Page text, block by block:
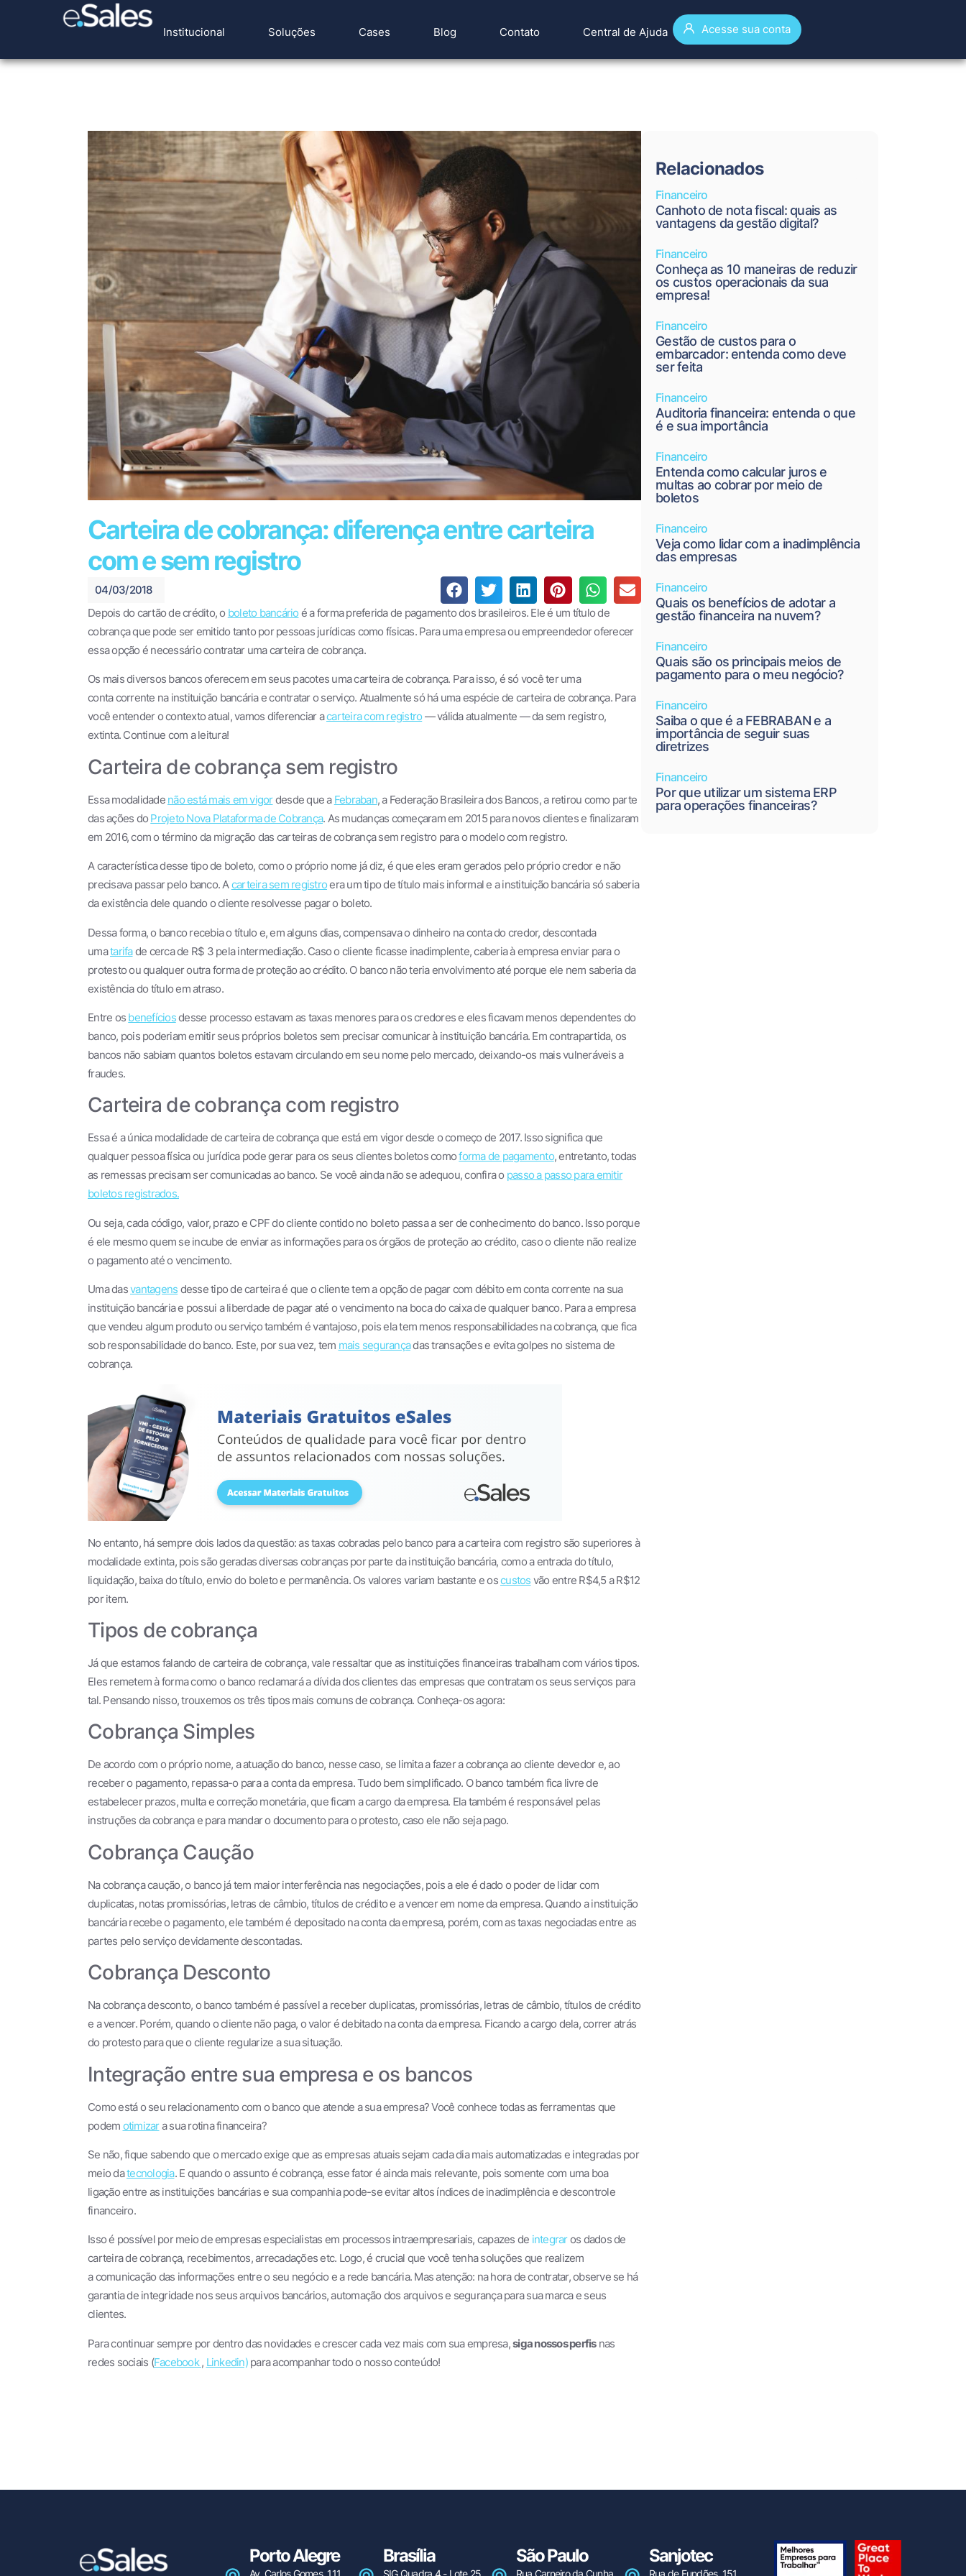
Institucional Soluções Cases Blog Contato Central de Ajuda Acesse sua conta
Carteira de cobrança: diferença entre carteira
com e sem registro
04/03/2018
Depois do cartão de crédito, o boleto bancárioé a forma preferida de pagamento dos brasileiros. Ele é um título de
cobrança que pode ser emitido tanto por pessoas jurídicas como físicas. Para uma empresa ou empreendedor oferecer
essa opção é necessário contratar uma carteira de cobrança.
Os mais diversos bancos oferecem em seus pacotes uma carteira de cobrança. Para isso, é só você ter uma
contacorrente na instituição bancária e contratar o serviço. Atualmente só há uma espécie de carteira de cobrança. Para
você entender o contexto atual, vamos diferenciar acarteira com registro— válida atualmente — da sem registro,
extinta. Continue com a leitura!
Carteira de cobrança sem registro
Essa modalidade não está mais em vigordesde que a Febraban, a Federação Brasileira dos Bancos, a retirou como parte
das ações do Projeto Nova Plataforma de Cobrança. As mudanças começaram em 2015 para novos clientes e finalizaram
em 2016, com o término da migração das carteiras de cobrança sem registro para o modelo com registro.
A característica desse tipo de boleto, como o próprio nome já diz, é que eles eram gerados pelo próprio credor e não
precisava passar pelo banco. Acarteira sem registroera um tipo de título mais informal e a instituição bancária só saberia
da existência dele quando o cliente resolvesse pagar o boleto.
Dessa forma, o banco recebia o título e, em alguns dias, compensava o dinheiro na conta do credor, descontada
umatarifade cerca de R$ 3 pela intermediação. Caso o cliente ficasse inadimplente, caberia à empresa enviar para o
protesto ou qualquer outra forma de proteção ao crédito. O banco não teria envolvimento até porque ele nem saberia da
existência do título em atraso.
Entre os benefíciosdesse processo estavam as taxas menores para os credores e eles ficavam menos dependentes do
banco, pois poderiam emitir seus próprios boletos sem precisar comunicar à instituição bancária. Em contrapartida, os
bancos não sabiam quantos boletos estavam circulando em seu nome pelo mercado, deixando-os mais vulneráveis a
fraudes.
Carteira de cobrança com registro
Essa é a única modalidade de carteira de cobrança que está em vigor desde o começo de 2017. Isso significa que
qualquer pessoa física ou jurídica pode gerar para os seus clientes boletos comoforma de pagamento, entretanto, todas
as remessas precisam ser comunicadas ao banco. Se você ainda não se adequou, confira o passo a passo para emitir
boletos registrados.
Ou seja, cada código, valor, prazo e CPF do cliente contido no boleto passa a ser de conhecimento do banco. Isso porque
é ele mesmo quem se incube de enviar as informações para os órgãos de proteção ao crédito, caso o cliente não realize
o pagamento até o vencimento.
Uma dasvantagens desse tipo de carteira é que o cliente tem a opção de pagar com débito em conta corrente na sua
instituição bancária e possui a liberdade de pagar até o vencimento na boca do caixa de qualquer banco. Para a empresa
que vendeu algum produto ou serviço também é vantajoso, pois ela tem menos responsabilidades na cobrança, que fica
sob responsabilidade do banco. Este, por sua vez, tem mais segurançadas transações e evita golpes no sistema de
cobrança.
No entanto, há sempre dois lados da questão: as taxas cobradas pelo banco para a carteira com registro são superiores à
modalidade extinta, pois são geradas diversas cobranças por parte da instituição bancária, como a entrada do título,
liquidação, baixa do título, envio do boleto e permanência. Os valores variam bastante e oscustos vão entre R$4,5 a R$12
por item.
Tipos de cobrança
Já que estamos falando de carteira de cobrança, vale ressaltar que as instituições financeiras trabalham com vários tipos.
Eles remetem à forma como o banco reclamará a dívida dos clientes das empresas que contratam os seus serviços para
tal. Pensando nisso, trouxemos os três tipos mais comuns de cobrança. Conheça-os agora:
Cobrança Simples
De acordo com o próprio nome, a atuação do banco, nesse caso, se limita a fazer a cobrança ao cliente devedor e, ao
receber o pagamento, repassa-o para a conta da empresa. Tudo bem simplificado. O banco também fica livre de
estabelecer prazos, multa e correção monetária, que ficam a cargo da empresa. Ela também é responsável pelas
instruções da cobrança e para mandar o documento para o protesto, caso ele não seja pago.
Cobrança Caução
Na cobrança caução, o banco já tem maior interferência nas negociações, pois a ele é dado o poder de lidar com
duplicatas, notas promissórias, letras de câmbio, títulos de crédito e a vencer em nome da empresa. Quando a instituição
bancária recebe o pagamento, ele também é depositado na conta da empresa, porém, com as taxas negociadas entre as
partes pelo serviço devidamente descontadas.
Cobrança Desconto
Na cobrança desconto, o banco também é passível a receber duplicatas, promissórias, letras de câmbio, títulos de crédito
e a vencer. Porém, quando o cliente não paga, o valor é debitado na conta da empresa. Ficando a cargo dela, correr atrás
do protesto para que o cliente regularize a sua situação.
Integração entre sua empresa e os bancos
Como está o seu relacionamento com o banco que atende a sua empresa? Você conhece todas as ferramentas que
podem otimizara sua rotina financeira?
Se não, fique sabendo que o mercado exige que as empresas atuais sejam cada dia mais automatizadas e integradas por
meio datecnologia. E quando o assunto é cobrança, esse fator é ainda mais relevante, pois somente com uma boa
ligação entre as instituições bancárias e sua companhia pode-se evitar altos índices de inadimplência e descontrole
financeiro.
Isso é possível por meio de empresas especialistas em processos intraempresariais, capazes de integraros dados de
carteira de cobrança, recebimentos, arrecadações etc. Logo, é crucial que você tenha soluções que realizem
a comunicação das informações entre o seu negócio e a rede bancária. Mas atenção: na hora de contratar, observe se há
garantia de integridade nos seus arquivos bancários, automação dos arquivos e segurança para sua marca e seus
clientes.
Para continuar sempre por dentro das novidades e crescer cada vez mais com sua empresa,siga nossos perfisnas
redes sociais (Facebook , Linkedin)para acompanhar todo o nosso conteúdo!
Relacionados
Financeiro
Canhoto de nota fiscal: quais as
vantagens da gestão digital?
Financeiro
Conheça as 10 maneiras de reduzir
os custos operacionais da sua
empresa!
Financeiro
Gestão de custos para o
embarcador: entenda como deve
ser feita
Financeiro
Auditoria financeira: entenda o que
é e sua importância
Financeiro
Entenda como calcular juros e
multas ao cobrar por meio de
boletos
Financeiro
Veja como lidar com a inadimplência
das empresas
Financeiro
Quais os benefícios de adotar a
gestão financeira na nuvem?
Financeiro
Quais são os principais meios de
pagamento para o meu negócio?
Financeiro
Saiba o que é a FEBRABAN e a
importância de seguir suas
diretrizes
Financeiro
Por que utilizar um sistema ERP
para operações financeiras?
Porto Alegre Brasília São Paulo Sanjotec